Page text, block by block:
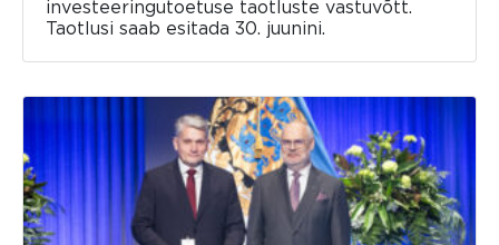
investeeringutoetuse taotluste vastuvõtt.
Taotlusi saab esitada 30. juunini.